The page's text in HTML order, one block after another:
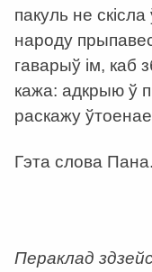
пакуль не
народу
гаварыў ім, каб
кажа: адкрыю ў
раскажу
Гэта слова Пана.
Пераклад